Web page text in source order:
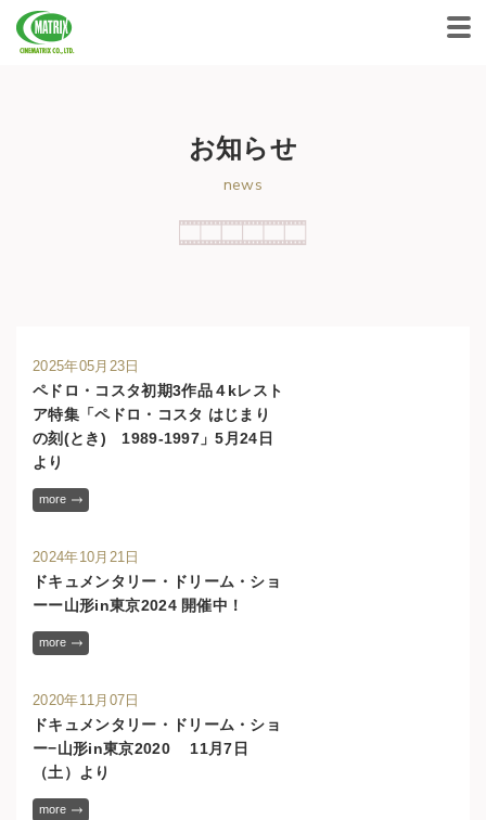
お知らせ
news
2025年05月23日
ペドロ・コスタ初期3作品４kレスト
ア特集「ペドロ・コスタ はじまり
の刻(とき) 1989-1997」5月24日
より
more
2024年10月21日
ドキュメンタリー・ドリーム・ショ
ーー山形in東京2024 開催中！
more
2020年11月07日
ドキュメンタリー・ドリーム・ショ
ー−山形in東京2020 11月7日
（土）より
more